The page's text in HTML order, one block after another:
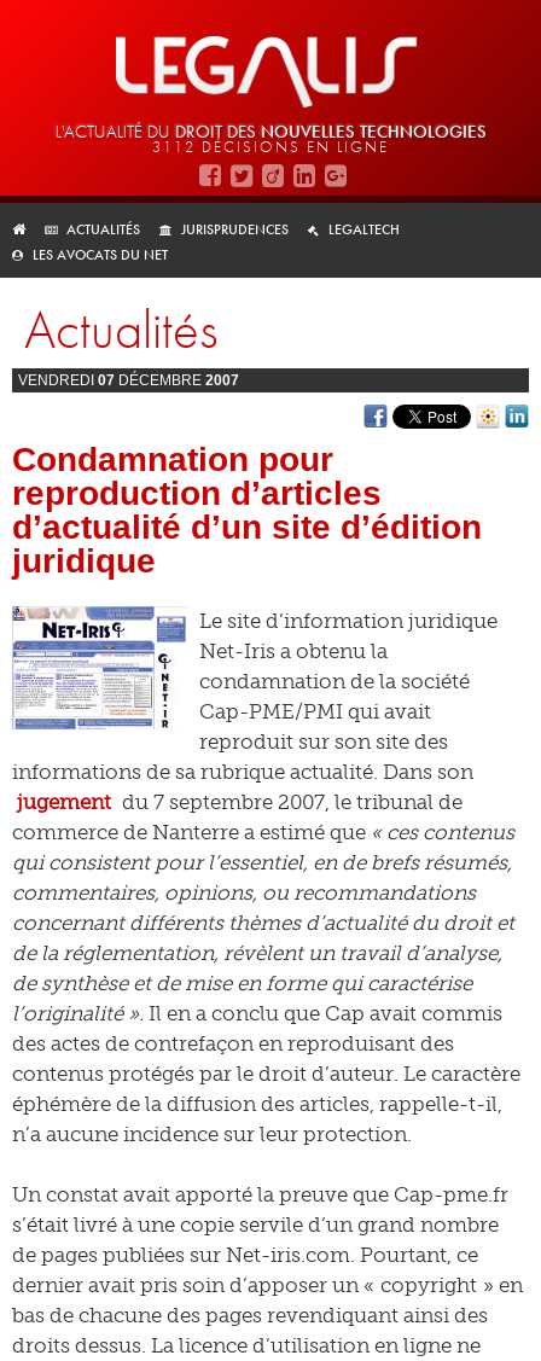
L'ACTUALITÉ DU DROIT DES NOUVELLES TECHNOLOGIES
3112 DÉCISIONS EN LIGNE
ACTUALITÉS JURISPRUDENCES
LEGALTECH
LES AVOCATS DU NET
Actualités
VENDREDI 07 DÉCEMBRE 2007
Condamnation pour
reproduction d’articles
d’actualité d’un site d’édition
juridique
Le site d’information juridique
Net-Iris a obtenu la
condamnation de la société
Cap-PME/PMI qui avait
reproduit sur son site des
informations de sa rubrique actualité. Dans son
jugement du 7 septembre 2007, le tribunal de
commerce de Nanterre a estimé que « ces contenus
qui consistent pour l’essentiel, en de brefs résumés,
commentaires, opinions, ou recommandations
concernant différents thèmes d’actualité du droit et
de la réglementation, révèlent un travail d’analyse,
de synthèse et de mise en forme qui caractérise
l’originalité ». Il en a conclu que Cap avait commis
des actes de contrefaçon en reproduisant des
contenus protégés par le droit d’auteur. Le caractère
éphémère de la diffusion des articles, rappelle-t-il,
n’a aucune incidence sur leur protection.
Un constat avait apporté la preuve que Cap-pme.fr
s’était livré à une copie servile d’un grand nombre
de pages publiées sur Net-iris.com. Pourtant, ce
dernier avait pris soin d’apposer un « copyright » en
bas de chacune des pages revendiquant ainsi des
droits dessus. La licence d’utilisation en ligne ne